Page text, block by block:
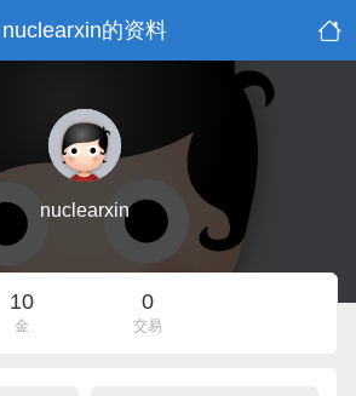
nuclearxin的资料
nuclearxin
10
金
0
交易